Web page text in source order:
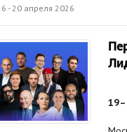
- 20 апреля 2026